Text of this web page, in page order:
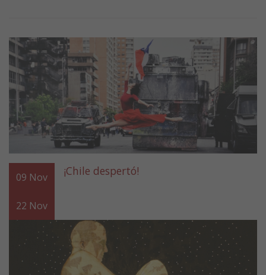
09 Nov
22 Nov
¡Chile despertó!